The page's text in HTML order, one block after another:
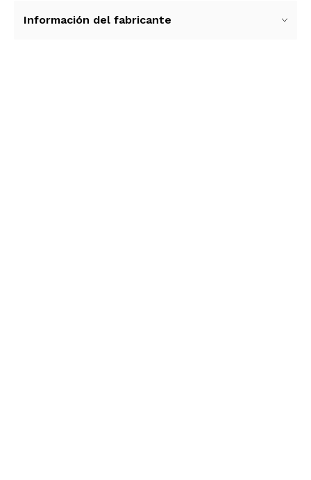
adaptador no solo ofrece una estética elegante y
Información del fabricante